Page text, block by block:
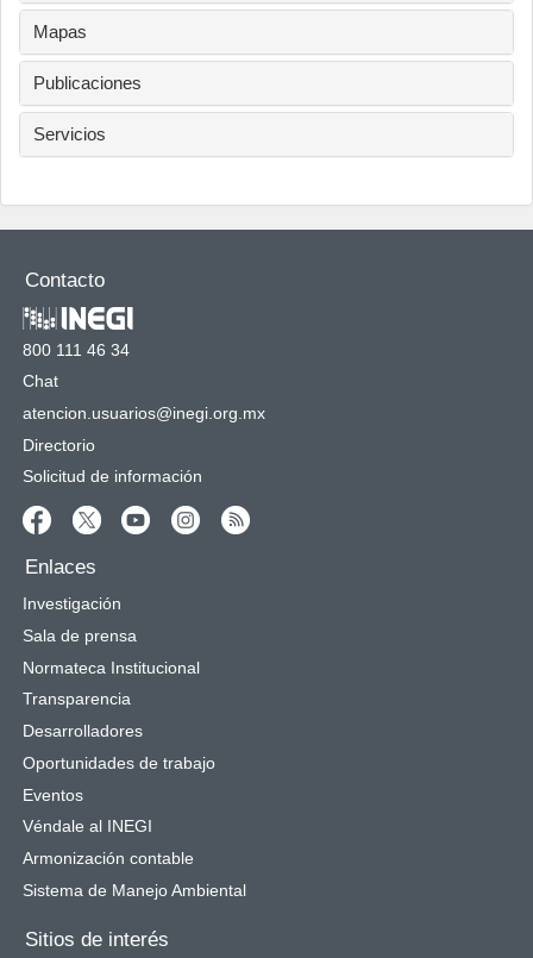
Mapas
Publicaciones
Servicios
Contacto
800 111 46 34
Chat
atencion.usuarios@inegi.org.mx
Directorio
Solicitud de información
Enlaces
Investigación
Sala de prensa
Normateca Institucional
Transparencia
Desarrolladores
Oportunidades de trabajo
Eventos
Véndale al INEGI
Armonización contable
Sistema de Manejo Ambiental
Sitios de interés